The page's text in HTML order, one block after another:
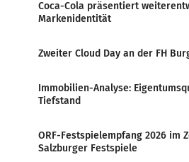
Coca-Cola präsentiert
Markenidentität
Zweiter Cloud Day an der FH
Immobilien-Analyse:
Tiefstand
ORF-Festspielempfang 2026 im
Salzburger Festspiele